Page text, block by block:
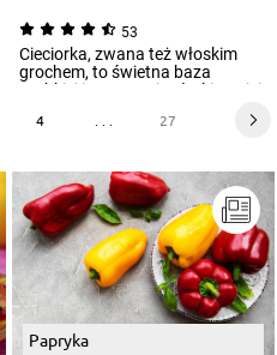
53
Cieciorka, zwana też włoskim
grochem, to świetna baza
szybkiej i smacznej sałatki. Do jej
4 27
Papryka